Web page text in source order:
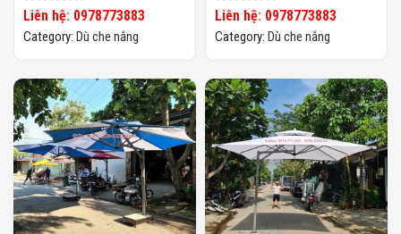
Liên hệ: 0978773883
Category: Dù che nắng
Liên hệ: 0978773883
Category: Dù che nắng